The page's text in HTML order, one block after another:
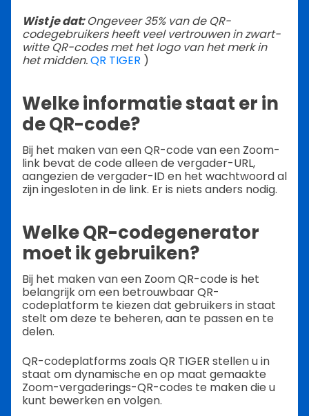
Wist je dat:Ongeveer 35% van de QR-
codegebruikers heeft veel vertrouwen in zwart-
witte QR-codes met het logo van het merk in
het midden.QR TIGER )
Welke informatie staat er in
de QR-code?
Bij het maken van een QR-code van een Zoom-
link bevat de code alleen de vergader-URL,
aangezien de vergader-ID en het wachtwoord al
zijn ingesloten in de link. Er is niets anders nodig.
Welke QR-codegenerator
moet ik gebruiken?
Bij het maken van een Zoom QR-code is het
belangrijk om een betrouwbaar QR-
codeplatform te kiezen dat gebruikers in staat
stelt om deze te beheren, aan te passen en te
delen.
QR-codeplatforms zoals QR TIGER stellen u in
staat om dynamische en op maat gemaakte
Zoom-vergaderings-QR-codes te maken die u
kunt bewerken en volgen.